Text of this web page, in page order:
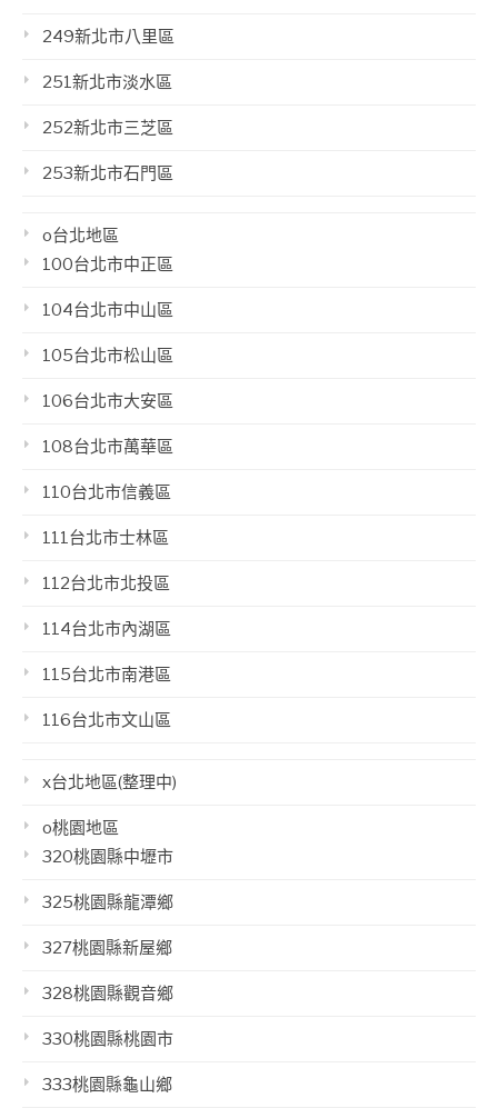
249新北市八里區
251新北市淡水區
252新北市三芝區
253新北市石門區
o台北地區
100台北市中正區
104台北市中山區
105台北市松山區
106台北市大安區
108台北市萬華區
110台北市信義區
111台北市士林區
112台北市北投區
114台北市內湖區
115台北市南港區
116台北市文山區
x台北地區(整理中)
o桃園地區
320桃園縣中壢市
325桃園縣龍潭鄉
327桃園縣新屋鄉
328桃園縣觀音鄉
330桃園縣桃園市
333桃園縣龜山鄉